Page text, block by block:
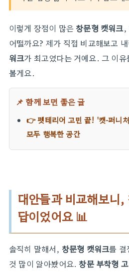
이렇게 장점이 많은 창문형 캣워크,
어떨까요? 제가 직접 비교해보고
워크가 최고였다는 거예요. 그 이
볼게요.
📌 함께 보면 좋은 글
👉 펫테리어 고민 끝! '캣-퍼니
모두 행복한 공간
대안들과 비교해보니
답이었어요 📊
솔직히 말해서, 창문형 캣워크를 결
것 많이 알아봤어요. 창문 부착형